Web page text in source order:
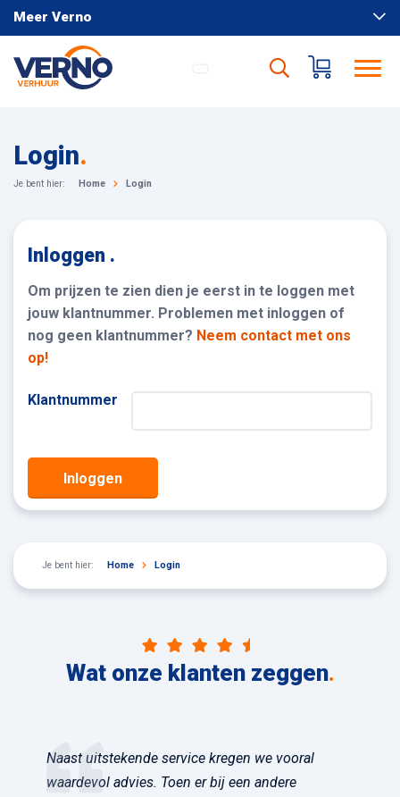
Meer Verno
Login.
Je bent hier: Home Login
Inloggen .
Om prijzen te zien dien je eerst in te loggen met
jouw klantnummer. Problemen met inloggen of
nog geen klantnummer? Neem contact met ons
op!
Klantnummer
Inloggen
Je bent hier: Home Login
Wat onze klanten zeggen.
Naast uitstekende service kregen we vooral
waardevol advies. Toen er bij een andere